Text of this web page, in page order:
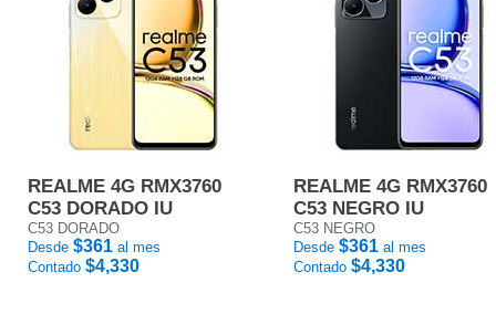
REALME 4G RMX3760
C53 DORADO IU
C53 DORADO
Desde $361 al mes
Contado $4,330
REALME 4G RMX3760
C53 NEGRO IU
C53 NEGRO
Desde $361 al mes
Contado $4,330